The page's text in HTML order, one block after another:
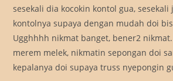
sesekali dia kocokin kontol gua,
kontolnya supaya dengan mudah doi
Ugghhhh nikmat banget, bener2
merem melek, nikmatin sepongan doi
kepalanya doi supaya truss nyepongin